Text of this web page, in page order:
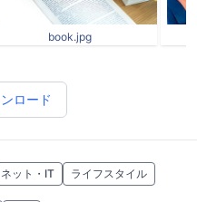
book.jpg
ロード
ネット・IT ライフスタイル